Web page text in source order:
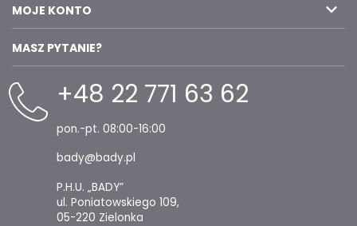
MOJE KONTO
MASZ PYTANIE?
+48 22 771 63 62
pon.-pt. 08:00-16:00
bady@bady.pl
P.H.U. „BADY”
ul. Poniatowskiego 109,
05-220 Zielonka